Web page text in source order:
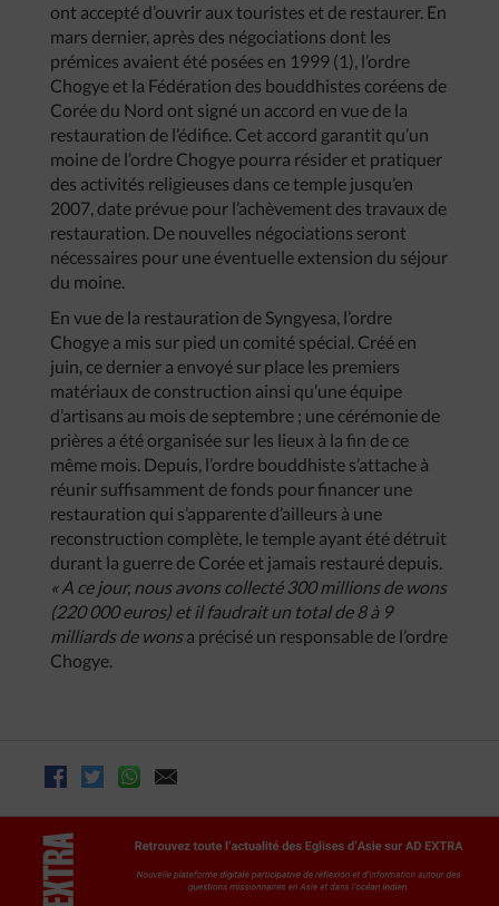
ont accepté d’ouvrir aux touristes et de restaurer. En
mars dernier, après des négociations dont les
prémices avaient été posées en 1999 (1), l’ordre
Chogye et la Fédération des bouddhistes coréens de
Corée du Nord ont signé un accord en vue de la
restauration de l’édifice. Cet accord garantit qu’un
moine de l’ordre Chogye pourra résider et pratiquer
des activités religieuses dans ce temple jusqu’en
2007, date prévue pour l’achèvement des travaux de
restauration. De nouvelles négociations seront
nécessaires pour une éventuelle extension du séjour
du moine.
En vue de la restauration de Syngyesa, l’ordre
Chogye a mis sur pied un comité spécial. Créé en
juin, ce dernier a envoyé sur place les premiers
matériaux de construction ainsi qu’une équipe
d’artisans au mois de septembre ; une cérémonie de
prières a été organisée sur les lieux à la fin de ce
même mois. Depuis, l’ordre bouddhiste s’attache à
réunir suffisamment de fonds pour financer une
restauration qui s’apparente d’ailleurs à une
reconstruction complète, le temple ayant été détruit
durant la guerre de Corée et jamais restauré depuis.
« A ce jour, nous avons collecté 300 millions de wons
(220 000 euros) et il faudrait un total de 8 à 9
milliards de wonsa précisé un responsable de l’ordre
Chogye.